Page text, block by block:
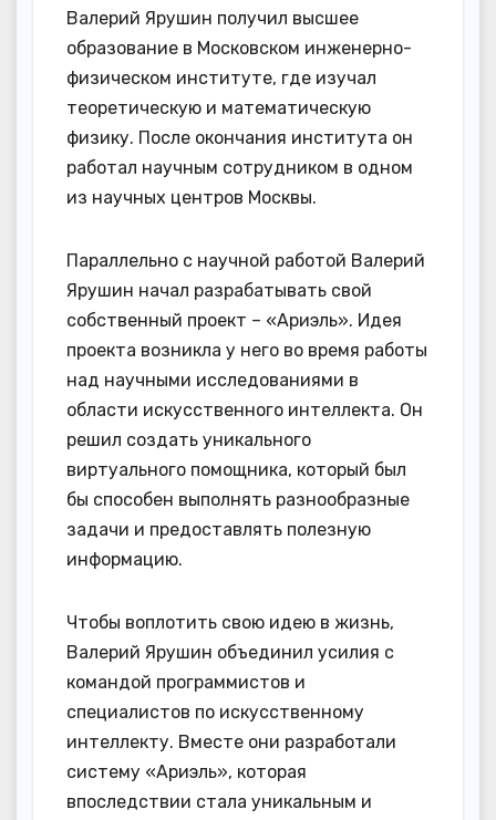
Валерий Ярушин получил высшее
образование в Московском инженерно-
физическом институте, где изучал
теоретическую и математическую
физику. После окончания института он
работал научным сотрудником в одном
из научных центров Москвы.
Параллельно с научной работой Валерий
Ярушин начал разрабатывать свой
собственный проект – «Ариэль». Идея
проекта возникла у него во время работы
над научными исследованиями в
области искусственного интеллекта. Он
решил создать уникального
виртуального помощника, который был
бы способен выполнять разнообразные
задачи и предоставлять полезную
информацию.
Чтобы воплотить свою идею в жизнь,
Валерий Ярушин объединил усилия с
командой программистов и
специалистов по искусственному
интеллекту. Вместе они разработали
систему «Ариэль», которая
впоследствии стала уникальным и